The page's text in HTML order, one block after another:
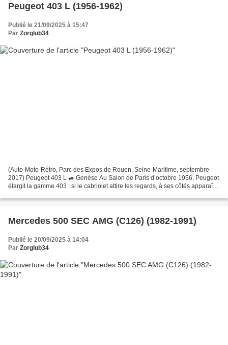
Peugeot 403 L (1956-1962)
Publié le 21/09/2025 à 15:47
Par Zorglub34
(Auto-Moto-Rétro, Parc des Expos de Rouen, Seine-Maritime, septembre
2017) Peugeot 403 L 🚙 Genèse Au Salon de Paris d’octobre 1956, Peugeot
élargit la gamme 403 : si le cabriolet attire les regards, à ses côtés apparaît
Mercedes 500 SEC AMG (C126) (1982-1991)
Publié le 20/09/2025 à 14:04
Par Zorglub34